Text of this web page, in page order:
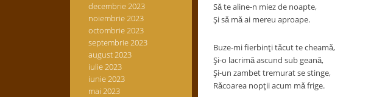
decembrie 2023
noiembrie 2023
octombrie 2023
septembrie 2023
august 2023
iulie 2023
iunie 2023
mai 2023
Sǎ te aline-n miez de noapte,
Şi sǎ mǎ ai mereu aproape.
Buze-mi fierbinţi tǎcut te cheamǎ,
Şi-o lacrimǎ ascund sub geanǎ,
Şi-un zambet tremurat se stinge,
Rǎcoarea nopţii acum mǎ frige.